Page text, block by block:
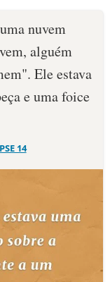
nuvem
alguém
Ele estava
e uma foice
14